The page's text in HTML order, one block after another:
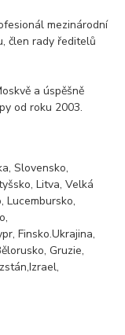
mezinárodní
člen rady ředitelů
a úspěšně
od roku 2003.
Slovensko,
Litva, Velká
Lucembursko,
Finsko.Ukrajina,
Gruzie,